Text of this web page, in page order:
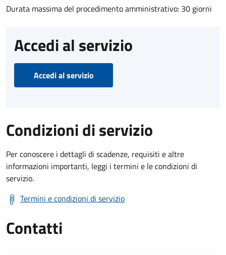
Durata massima del procedimento amministrativo: 30 giorni
Accedi al servizio
Accedi al servizio
Condizioni di servizio
Per conoscere i dettagli di scadenze, requisiti e altre
informazioni importanti, leggi i termini e le condizioni di
servizio.
Termini e condizioni di servizio
Contatti